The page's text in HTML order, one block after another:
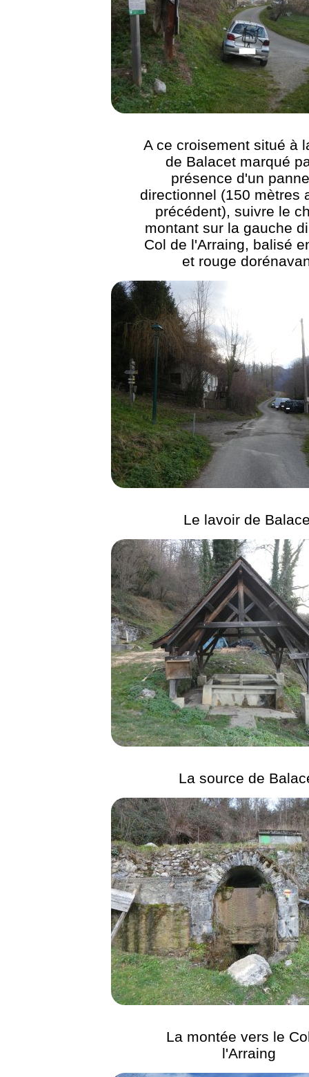
A ce croisement situé à
de Balacet marqué
présence d'un
directionnel (150 mètres
précédent), suivre le
montant sur la gauche
Col de l'Arraing, balisé
et rouge
Le lavoir de
La source de
La montée vers le
l'Arraing